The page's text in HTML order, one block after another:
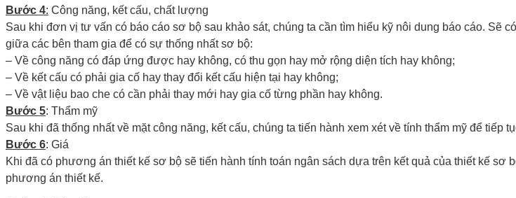
Bước 4: Công năng, kết cấu, chất lượng
Sau khi đơn vị tư vấn có báo cáo sơ bộ sau khảo sát, chúng ta cần tìm hiểu kỹ nôi dung báo cáo. Sẽ
giữa các bên tham gia để có sự thống nhất sơ bộ:
– Về công năng có đáp ứng được hay không, có thu gọn hay mở rộng diện tích hay không;
– Về kết cấu có phải gia cố hay thay đổi kết cấu hiện tại hay không;
– Về vật liệu bao che có cần phải thay mới hay gia cố từng phần hay không.
Bước 5: Thẩm mỹ
Sau khi đã thống nhất về mặt công năng, kết cấu, chúng ta tiến hành xem xét về tính thẩm mỹ để tiếp
Bước 6: Giá
Khi đã có phương án thiết kế sơ bộ sẽ tiến hành tính toán ngân sách dựa trên kết quả của thiết kế
phương án thiết kế.